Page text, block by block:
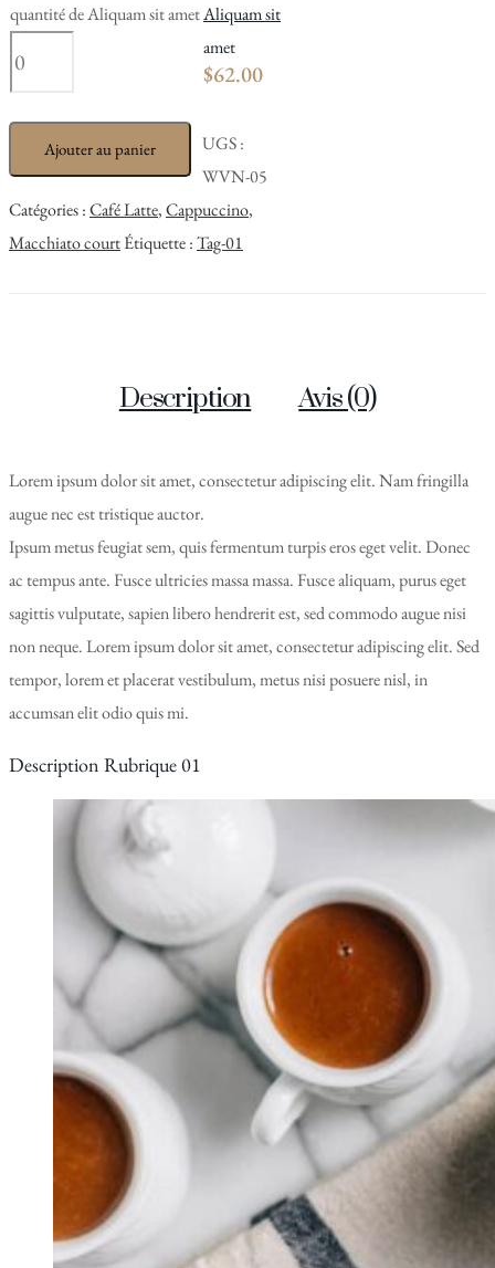
quantité de Aliquam sit ametAliquam sit
amet
$62.00
Ajouter au panier
UGS :
WVN-05
Catégories :Café Latte,Cappuccino,
Macchiato courtÉtiquette :Tag-01
Description Avis (0)
Lorem ipsum dolor sit amet, consectetur adipiscing elit. Nam fringilla
augue nec est tristique auctor.
Ipsum metus feugiat sem, quis fermentum turpis eros eget velit. Donec
ac tempus ante. Fusce ultricies massa massa. Fusce aliquam, purus eget
sagittis vulputate, sapien libero hendrerit est, sed commodo augue nisi
non neque. Lorem ipsum dolor sit amet, consectetur adipiscing elit. Sed
tempor, lorem et placerat vestibulum, metus nisi posuere nisl, in
accumsan elit odio quis mi.
Description Rubrique 01